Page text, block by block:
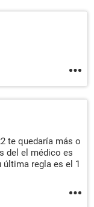
te quedaría más o
del el médico es
regla es el 1